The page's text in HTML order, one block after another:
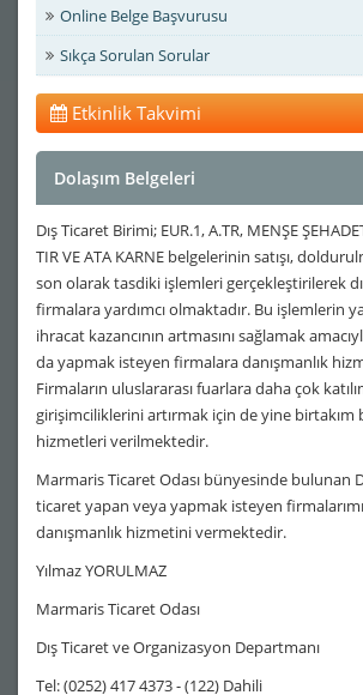
Online Belge Başvurusu
Sıkça Sorulan Sorular
Etkinlik Takvimi
Dolaşım Belgeleri
Dış Ticaret Birimi; EUR.1, A.TR, MENŞE
TIR VE ATA KARNE belgelerinin satışı,
son olarak tasdiki işlemleri gerçekleştirilerek
firmalara yardımcı olmaktadır. Bu işlemlerin
ihracat kazancının artmasını sağlamak
da yapmak isteyen firmalara danışmanlık
Firmaların uluslararası fuarlara daha çok
girişimciliklerini artırmak için de yine birtakım
hizmetleri verilmektedir.
Marmaris Ticaret Odası bünyesinde bulunan
ticaret yapan veya yapmak isteyen
danışmanlık hizmetini vermektedir.
Yılmaz YORULMAZ
Marmaris Ticaret Odası
Dış Ticaret ve Organizasyon Departmanı
Tel: (0252) 417 4373 - (122) Dahili